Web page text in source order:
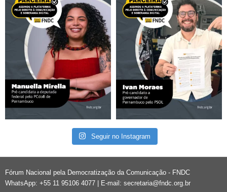
Seguir no Instagram
Fórum Nacional pela Democratização da Comunicação - FNDC
WhatsApp: +55 11 95106 4077 | E-mail: secretaria@fndc.org.br